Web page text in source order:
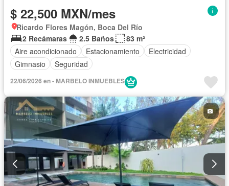
$ 22,500 MXN/mes
Ricardo Flores Magón, Boca Del Río
2 Recámaras
2.5 Baños
83 m²
Aire acondicionado
Estacionamiento
Electricidad
Gimnasio
Seguridad
22/06/2026 en - MARBELO INMUEBLES